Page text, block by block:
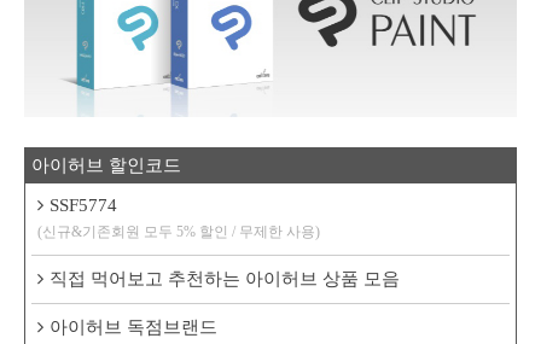
아이허브 할인코드
SSF5774
(신규&기존회원 모두 5% 할인 / 무제한 사용)
직접 먹어보고 추천하는 아이허브 상품 모음
아이허브 독점브랜드